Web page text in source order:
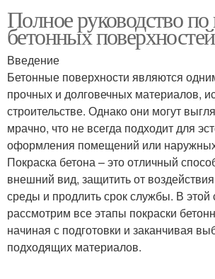
Поверхность на улице
Цветы для бетонной
поверхности
Поверхности перед
новой покраской
Полное руководство по
бетонных поверхностей
Введение
Бетонные поверхности являются
прочных и долговечных материалов,
строительстве. Однако они могут
мрачно, что не всегда подходит для
оформления помещений или
Покраска бетона – это отличный
внешний вид, защитить от
среды и продлить срок службы. В этой
рассмотрим все этапы покраски
начиная с подготовки и заканчивая
подходящих материалов.